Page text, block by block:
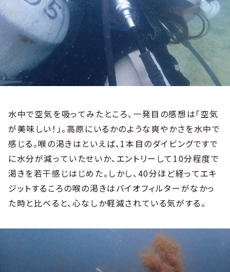
水中で空気を吸ってみたところ、一発目の感想は「空気
が美味しい！」。高原にいるかのような爽やかさを水中で
感じる。喉の渇きはといえば、1本目のダイビングですで
に水分が減っていたせいか、エントリーして10分程度で
渇きを若干感じはじめた。しかし、40分ほど経ってエキ
ジットするころの喉の渇きはバイオフィルターがなかっ
た時と比べると、心なしか軽減されている気がする。